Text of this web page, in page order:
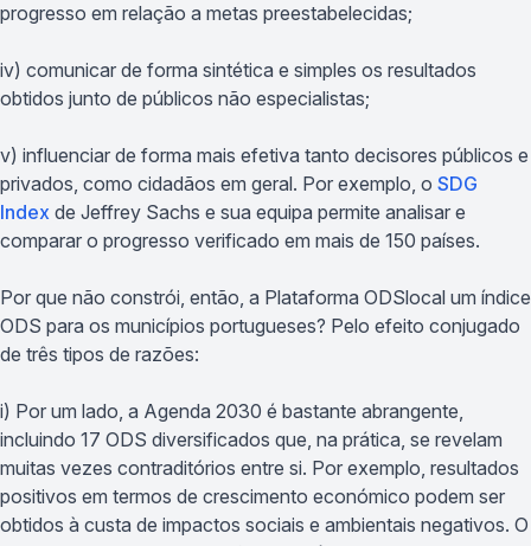
progresso em relação a metas preestabelecidas;
iv) comunicar de forma sintética e simples os resultados
obtidos junto de públicos não especialistas;
v) influenciar de forma mais efetiva tanto decisores públicos e
privados, como cidadãos em geral. Por exemplo, o SDG
Index de Jeffrey Sachs e sua equipa permite analisar e
comparar o progresso verificado em mais de 150 países.
Por que não constrói, então, a Plataforma ODSlocal um índice
ODS para os municípios portugueses? Pelo efeito conjugado
de três tipos de razões:
i) Por um lado, a Agenda 2030 é bastante abrangente,
incluindo 17 ODS diversificados que, na prática, se revelam
muitas vezes contraditórios entre si. Por exemplo, resultados
positivos em termos de crescimento económico podem ser
obtidos à custa de impactos sociais e ambientais negativos. O